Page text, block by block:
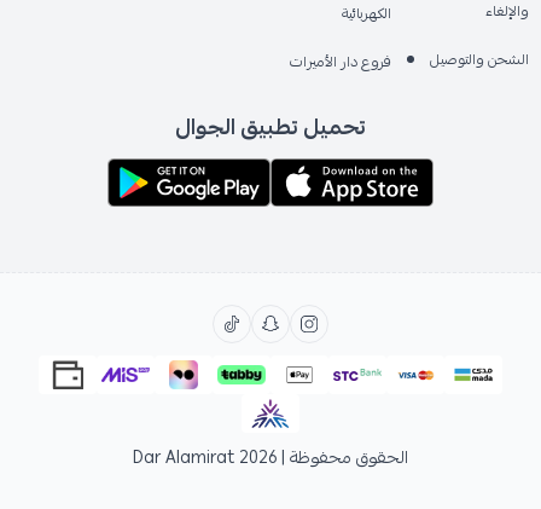
والإلغاء
الشحن والتوصيل
الكهربائية
فروع دار الأميرات
تحميل تطبيق الجوال
الحقوق محفوظة | 2026 Dar Alamirat